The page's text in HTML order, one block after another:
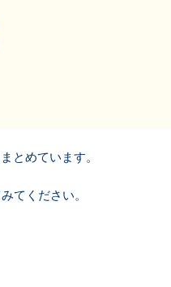
とめています。
てください。